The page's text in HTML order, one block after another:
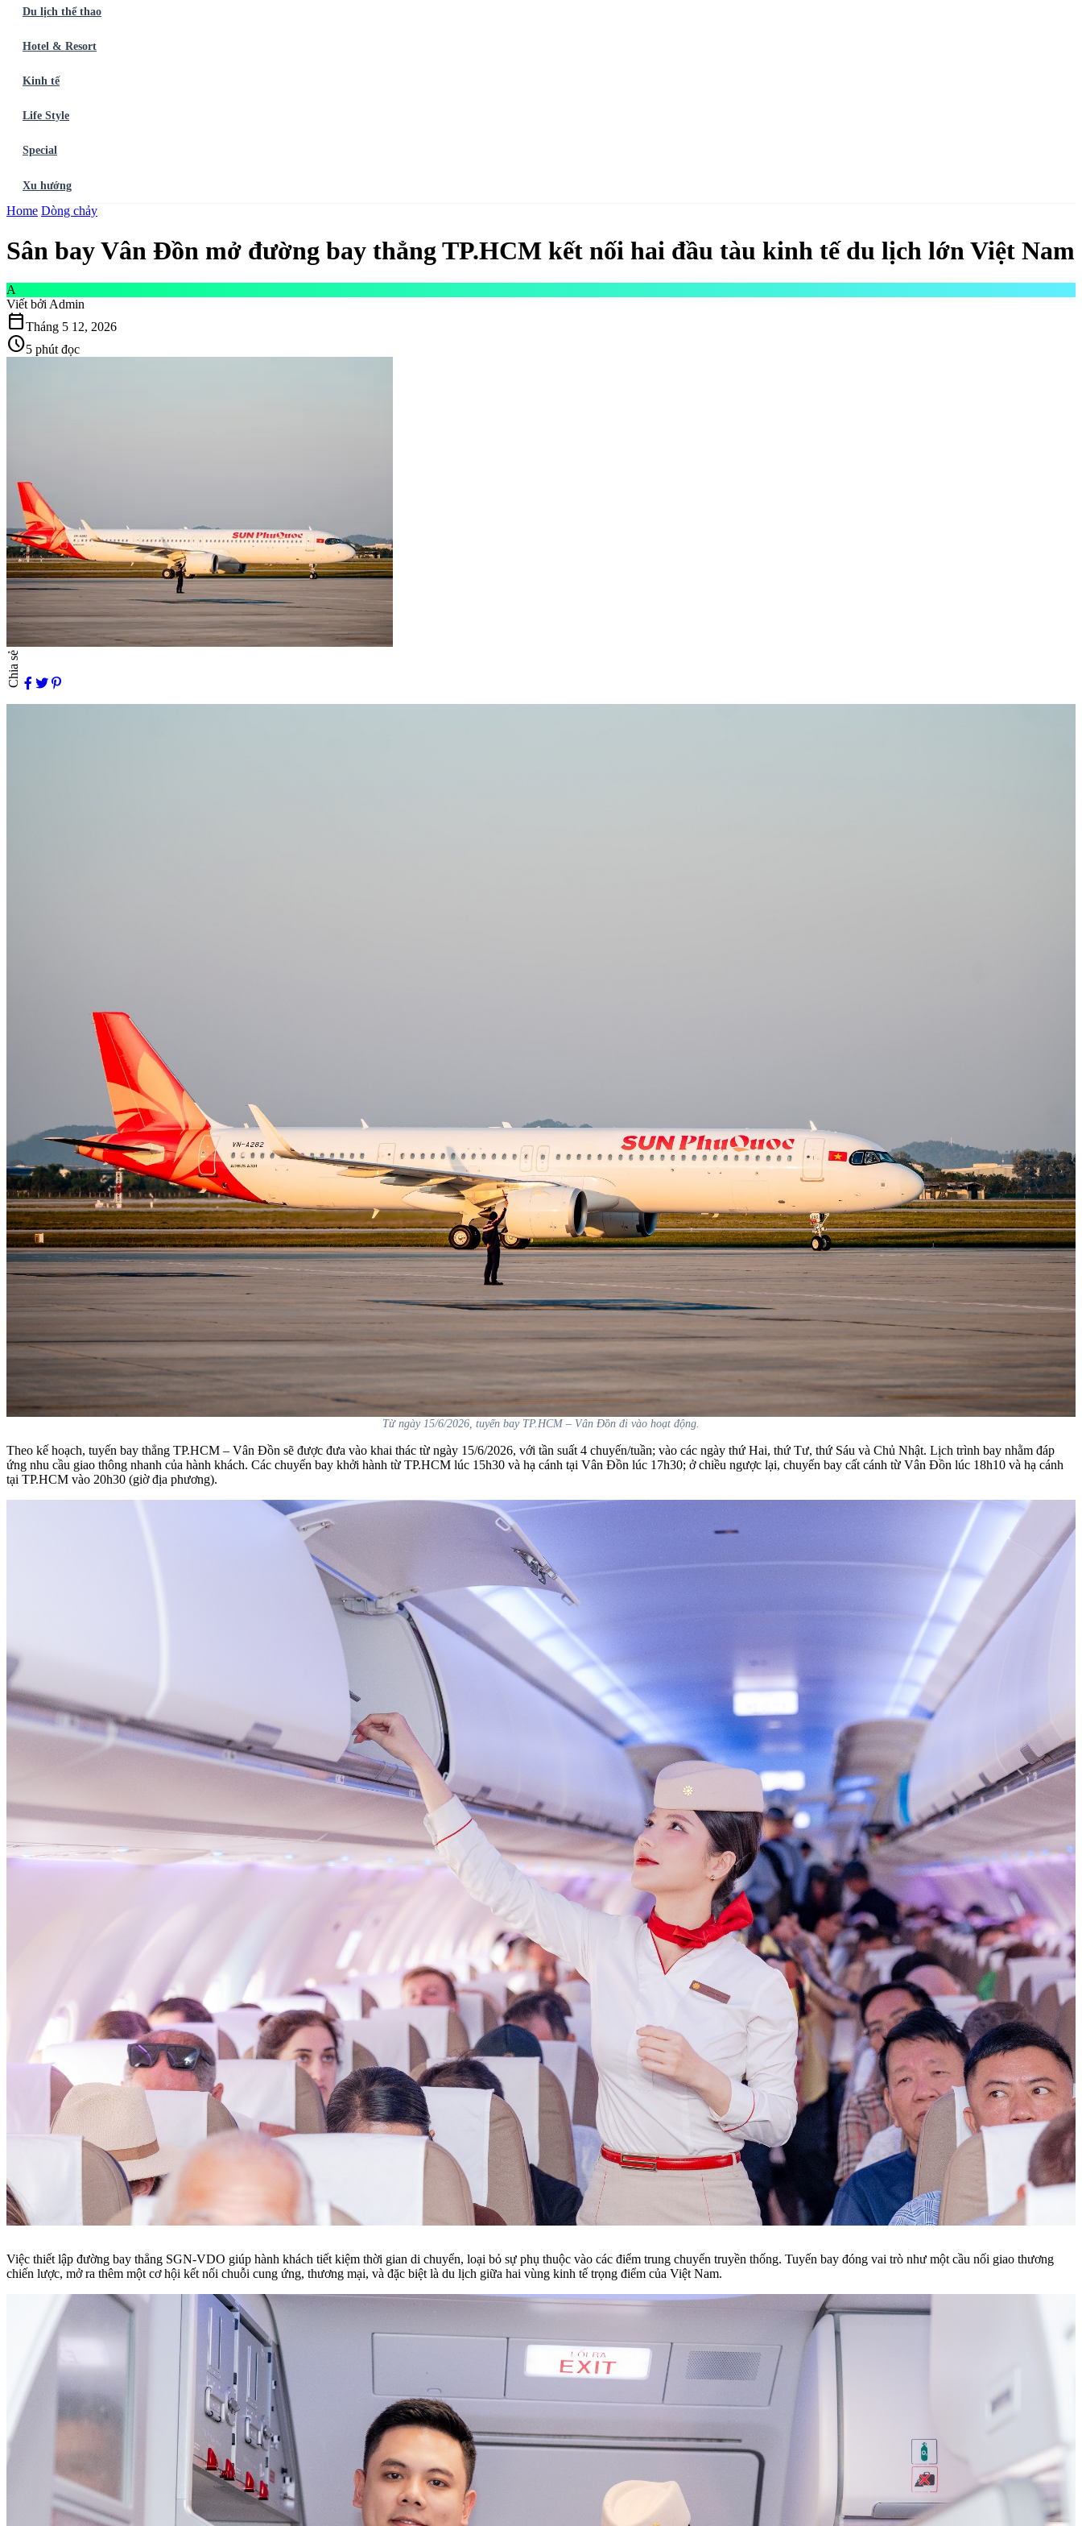
Du lịch thể thao
Hotel & Resort
Kinh tế
Life Style
Special
Xu hướng
Trang chủẨm thực
Home Dòng chảy
Sân bay Vân Đồn mở đường bay thẳng TP.HCM kết nối hai đầu tàu kinh tế du lịch lớn Việt Nam
A
Viết bởi Admin
calendar_todayTháng 5 12, 2026
schedule5 phút đọc
Chia sẻ
Từ ngày 15/6/2026, tuyến bay TP.HCM – Vân Đồn đi vào hoạt động.
Theo kế hoạch, tuyến bay thẳng TP.HCM – Vân Đồn sẽ được đưa vào khai thác từ ngày 15/6/2026, với tần suất 4 chuyến/tuần; vào các ngày thứ Hai, thứ Tư, thứ Sáu và Chủ Nhật. Lịch trình bay nhằm đáp
ứng nhu cầu giao thông nhanh của hành khách. Các chuyến bay khởi hành từ TP.HCM lúc 15h30 và hạ cánh tại Vân Đồn lúc 17h30; ở chiều ngược lại, chuyến bay cất cánh từ Vân Đồn lúc 18h10 và hạ cánh
tại TP.HCM vào 20h30 (giờ địa phương).
Việc thiết lập đường bay thẳng SGN-VDO giúp hành khách tiết kiệm thời gian di chuyển, loại bỏ sự phụ thuộc vào các điểm trung chuyển truyền thống. Tuyến bay đóng vai trò như một cầu nối giao thương
chiến lược, mở ra thêm một cơ hội kết nối chuỗi cung ứng, thương mại, và đặc biệt là du lịch giữa hai vùng kinh tế trọng điểm của Việt Nam.